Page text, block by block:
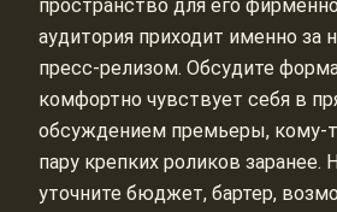
пространство для его
аудитория приходит именно за
пресс‑релизом. Обсудите
комфортно чувствует себя в
обсуждением премьеры,
пару крепких роликов заранее.
уточните бюджет, бартер,